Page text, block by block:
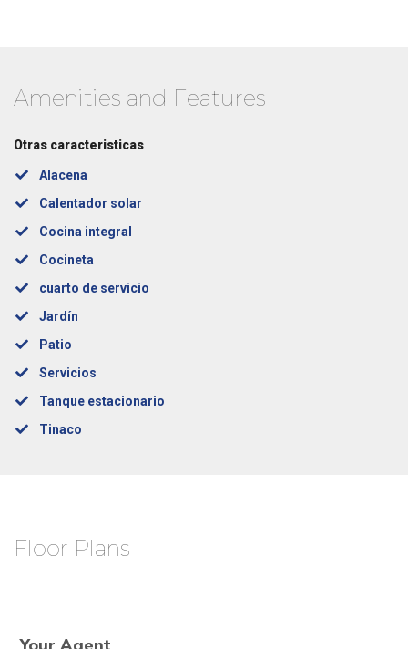
Amenities and Features
Otras caracteristicas
Alacena
Calentador solar
Cocina integral
Cocineta
cuarto de servicio
Jardín
Patio
Servicios
Tanque estacionario
Tinaco
Floor Plans